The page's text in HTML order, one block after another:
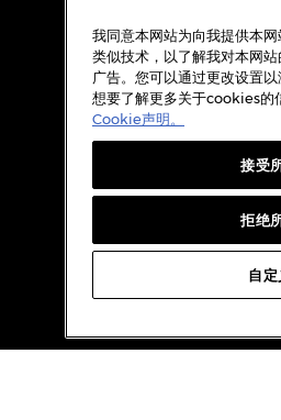
使用条款
隐私政策
Cookie政策
质保
我同意本网站为向我提供本
类似技术，以了解我对本网
广告。您可以通过更改设置
想要了解更多关于cookies的
Cookie声明。
接受
拒绝
自定